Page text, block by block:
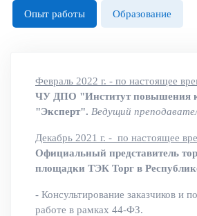
Опыт работы Образование
Февраль 2022 г. - по настоящее
ЧУ ДПО "Институт повышения
"Эксперт". Ведущий
Декабрь 2021 г. - по настоящее
Официальный представитель
площадки ТЭК Торг в
- Консультирование заказчиков и
работе в рамках 44-ФЗ.